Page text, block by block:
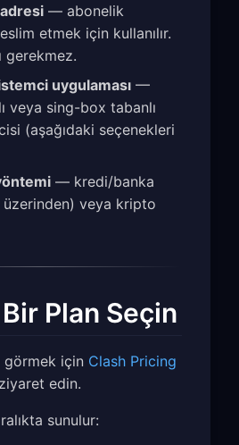
— abonelik
etmek için kullanılır.
gerekmez.
uygulaması —
veya sing-box tabanlı
(aşağıdaki seçenekleri
— kredi/banka
üzerinden) veya kripto
Bir Plan Seçin
görmek için Clash Pricing
edin.
sunulur: